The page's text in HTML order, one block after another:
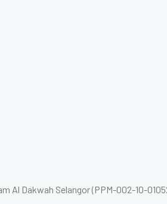
Al Dakwah Selangor (PPM-002-10-